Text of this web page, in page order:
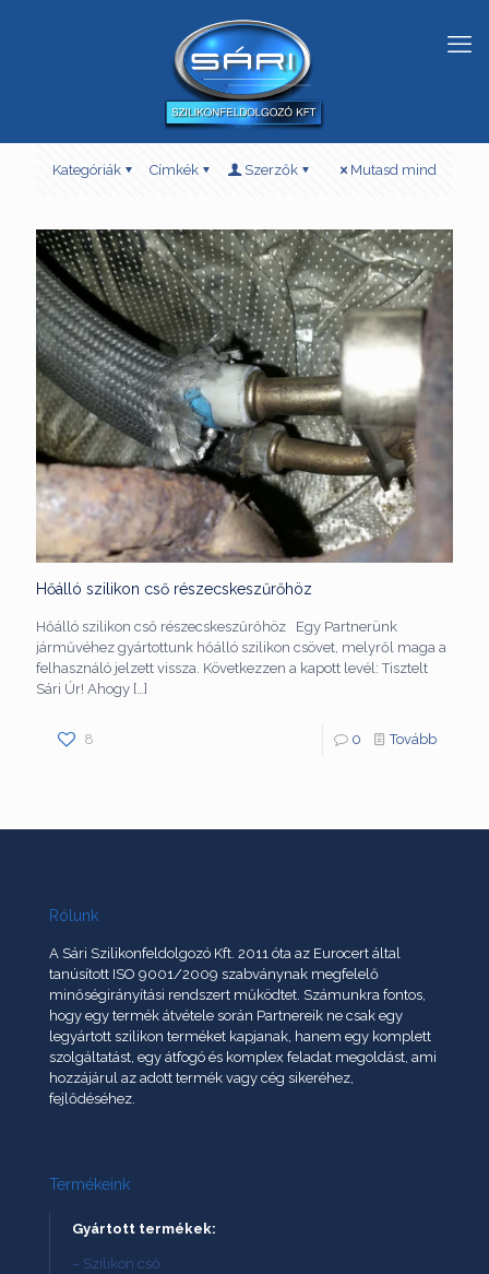
Kategóriák Címkék Szerzők Mutasd mind
Hőálló szilikon cső részecskeszűrőhöz
Hőálló szilikon cső részecskeszűrőhöz Egy Partnerünk
járművéhez gyártottunk hőálló szilikon csövet, melyről maga a
felhasználó jelzett vissza. Következzen a kapott levél: Tisztelt
Sári Úr! Ahogy […]
8 0 Tovább
Rólunk
A Sári Szilikonfeldolgozó Kft. 2011 óta az Eurocert által
tanúsított ISO 9001/2009 szabványnak megfelelő
minőségirányítási rendszert működtet. Számunkra fontos,
hogy egy termék átvétele során Partnereik ne csak egy
legyártott szilikon terméket kapjanak, hanem egy komplett
szolgáltatást, egy átfogó és komplex feladat megoldást, ami
hozzájárul az adott termék vagy cég sikeréhez,
fejlődéséhez.
Termékeink
Gyártott termékek:
– Szilikon cső